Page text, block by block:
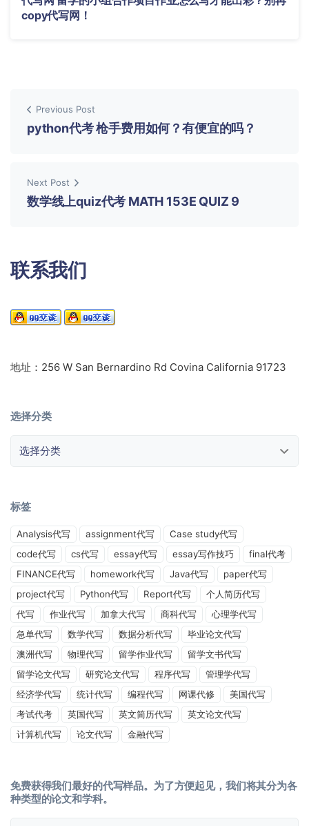
copy代写网！
Previous Post
python代考 枪手费用如何？有便宜的吗？
Next Post
数学线上quiz代考 MATH 153E QUIZ 9
联系我们
地址：256 W San Bernardino Rd Covina California 91723
选择分类
标签
Analysis代写 assignment代写
Case study代写
code代写
cs代写 essay代写 essay写作技巧
final代考
FINANCE代写
homework代写 Java代写
paper代写
project代写
Python代写 Report代写
个人简历代写
代写
作业代写 加拿大代写 商科代写
心理学代写
急单代写
数学代写 数据分析代写
毕业论文代写
澳洲代写
物理代写 留学作业代写
留学文书代写
留学论文代写
研究论文代写 程序代写
管理学代写
经济学代写
统计代写 编程代写 网课代修
美国代写
考试代考
英国代写 英文简历代写
英文论文代写
计算机代写
论文代写 金融代写
免费获得我们最好的代写样品。为了方便起见，我们将其分为各
种类型的论文和学科。